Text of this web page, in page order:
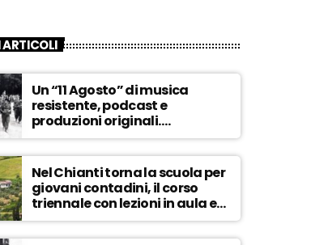
Un “11 Agosto” di musica
resistente, podcast e
produzioni originali.
Novaradio festeggia in onda
la Liberazione di Firenze
Nel Chianti torna la scuola per
giovani contadini, il corso
triennale con lezioni in aula e
tra i campi – ASCOLTA